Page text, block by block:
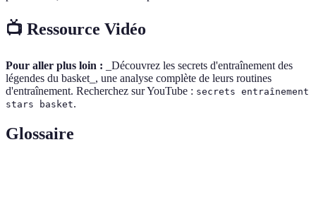
📺 Ressource Vidéo
Pour aller plus loin : _Découvrez les secrets d'entraînement des
légendes du basket_, une analyse complète de leurs routines
d'entraînement. Recherchez sur YouTube : secrets entraînement
stars basket.
Glossaire